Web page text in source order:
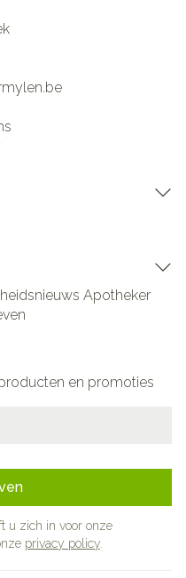
Apotheker
en promoties
u zich in voor onze
privacy policy